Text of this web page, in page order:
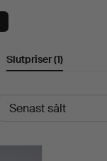
Slutpriser(1)